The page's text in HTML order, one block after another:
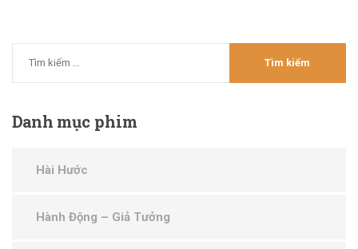
Danhmục phim
Hài Hước
Hành Động – Giả Tưởng